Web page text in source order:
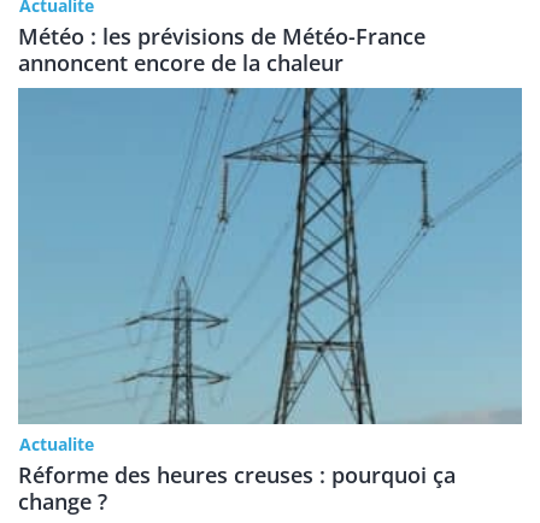
Actualite
Météo : les prévisions de Météo-France
annoncent encore de la chaleur
Actualite
Réforme des heures creuses : pourquoi ça
change ?